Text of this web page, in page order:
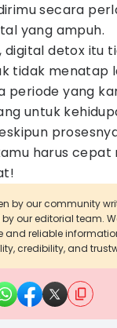
secara
yang ampuh.
digital detox itu
tidak menatap
periode yang
untuk
harus cepat
by our community
our editorial team.
and reliable
credibility, and